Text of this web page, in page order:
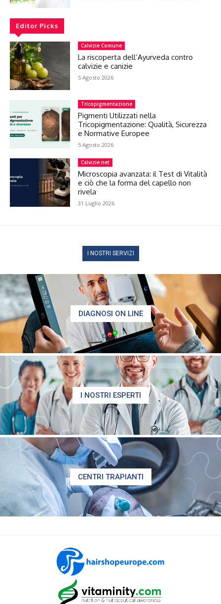
Editor Picks
Calvizie Comune
La riscoperta dell’Ayurveda contro
calvizie e canizie
5 Agosto 2026
Tricopigmentazione
Pigmenti Utilizzati nella
Tricopigmentazione: Qualità, Sicurezza
e Normative Europee
5 Agosto 2026
Calvizie.net
Microscopia avanzata: il Test di Vitalità
e ciò che la forma del capello non
rivela
31 Luglio 2026
I NOSTRI SERVIZI
DIAGNOSI ON LINE
I NOSTRI ESPERTI
CENTRI TRAPIANTI